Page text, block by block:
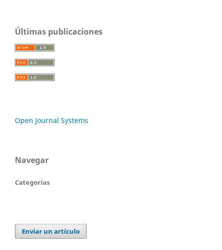
Últimas publicaciones
Open Journal Systems
Navegar
Categorías
Enviar un artículo